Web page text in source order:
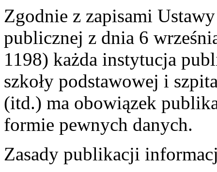
Zgodnie z zapisami
publicznej z dnia 6
1198) każda instytucja
szkoły podstawowej i
(itd.) ma obowiązek
formie pewnych danych.
Zasady publikacji